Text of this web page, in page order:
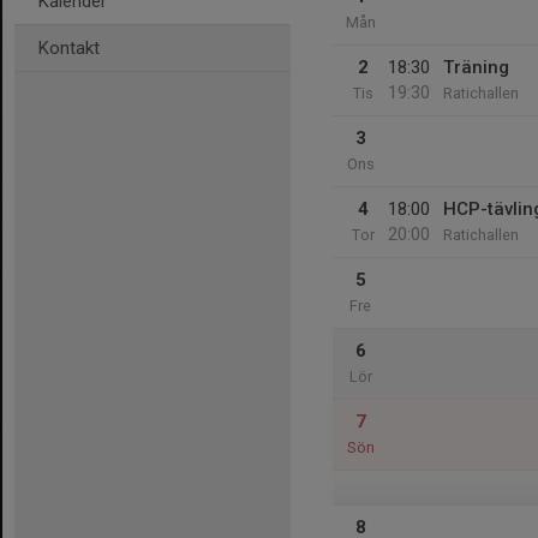
Kontakt
Mån
2
Tis
18:30
19:30
Träning
Ratichallen
3
Ons
4
Tor
18:00
20:00
HCP-
Ratichallen
5
Fre
6
Lör
7
Sön
8